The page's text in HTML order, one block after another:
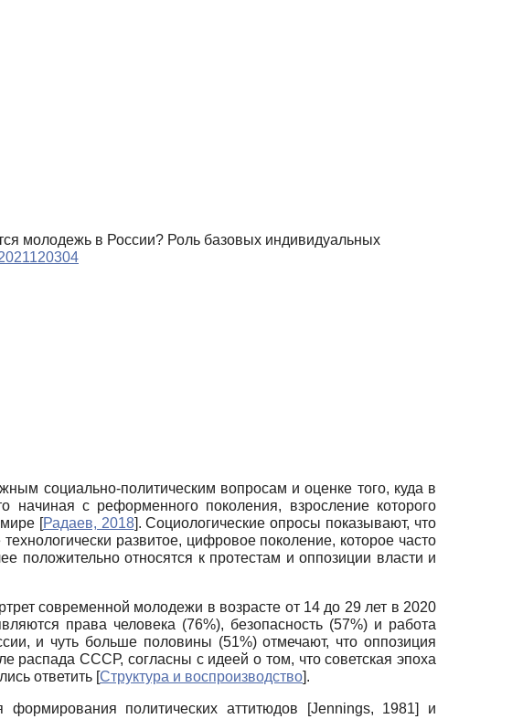
молодежь в России? Роль базовых индивидуальных
социально-политическим вопросам и оценке того, куда в
начиная с реформенного поколения, взросление которого
[Радаев, 2018]. Социологические опросы показывают, что
развитое, цифровое поколение, которое часто
положительно относятся к протестам и оппозиции власти и
современной молодежи в возрасте от 14 до 29 лет в 2020
права человека (76%), безопасность (57%) и работа
и чуть больше половины (51%) отмечают, что оппозиция
распада СССР, согласны с идеей о том, что советская эпоха
ответить [Структура и воспроизводство].
политических аттитюдов [Jennings, 1981]
и